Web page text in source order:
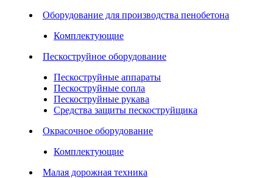
Оборудование для производства пенобетона
Комплектующие
Пескоструйное оборудование
Пескоструйные аппараты
Пескоструйные сопла
Пескоструйные рукава
Средства защиты пескоструйщика
Окрасочное оборудование
Комплектующие
Малая дорожная техника